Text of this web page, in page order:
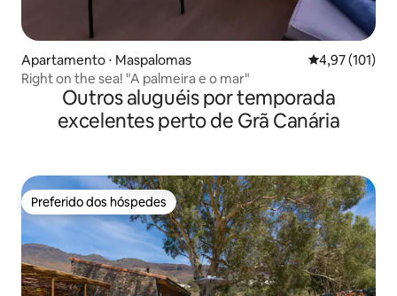
Apartamento ⋅ Maspalomas 4,97 de uma
4,97 (101)
Right on the sea! "A palmeira e o mar"
Outros aluguéis por temporada
excelentes perto de Grã Canária
Preferido dos hóspedes
Preferido dos hóspedes